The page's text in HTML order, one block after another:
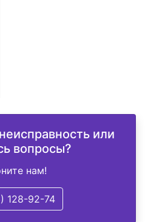
или
вопросы?
нам!
128-92-74